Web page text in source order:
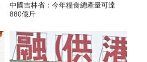
中國吉林省：今年糧食總產量可達
880億斤